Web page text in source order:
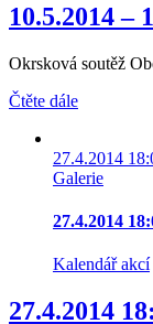
10.5.2014 –
Okrsková soutěž
Čtěte dále
27.4.2014
Galerie
27.4.2014
Kalendář akcí
27.4.2014